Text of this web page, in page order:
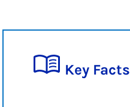
Key Facts